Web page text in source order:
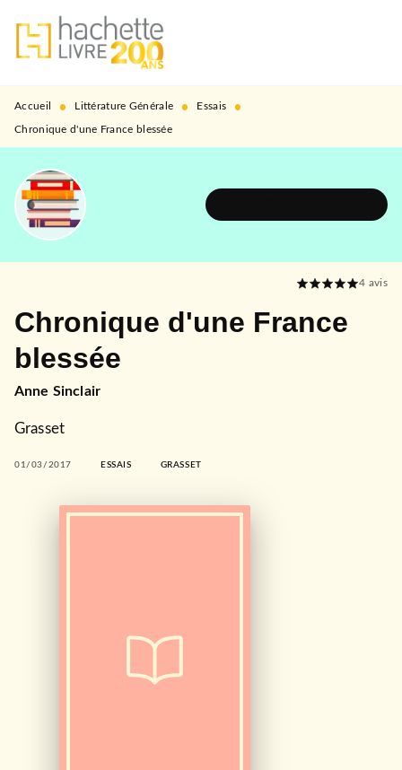
MENU RECHERCHE
PIED DE PAGE
Accueil • Littérature Générale • Essais •
Chronique d'une France blessée
4 avis
Chronique d'une France
blessée
Anne Sinclair
Grasset
01/03/2017 ESSAIS GRASSET